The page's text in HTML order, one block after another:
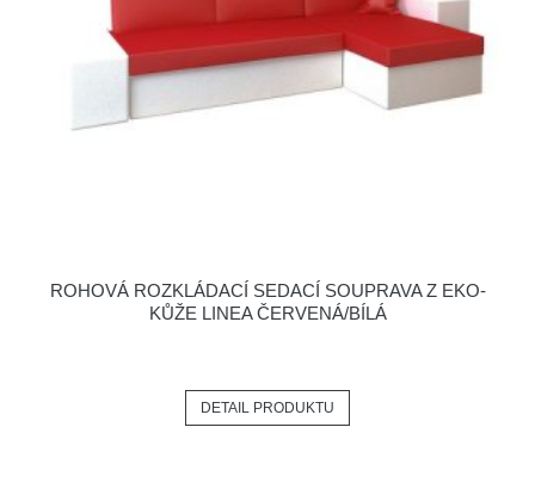
ROHOVÁ ROZKLÁDACÍ SEDACÍ SOUPRAVA Z EKO-
KŮŽE LINEA ČERVENÁ/BÍLÁ
DETAIL PRODUKTU